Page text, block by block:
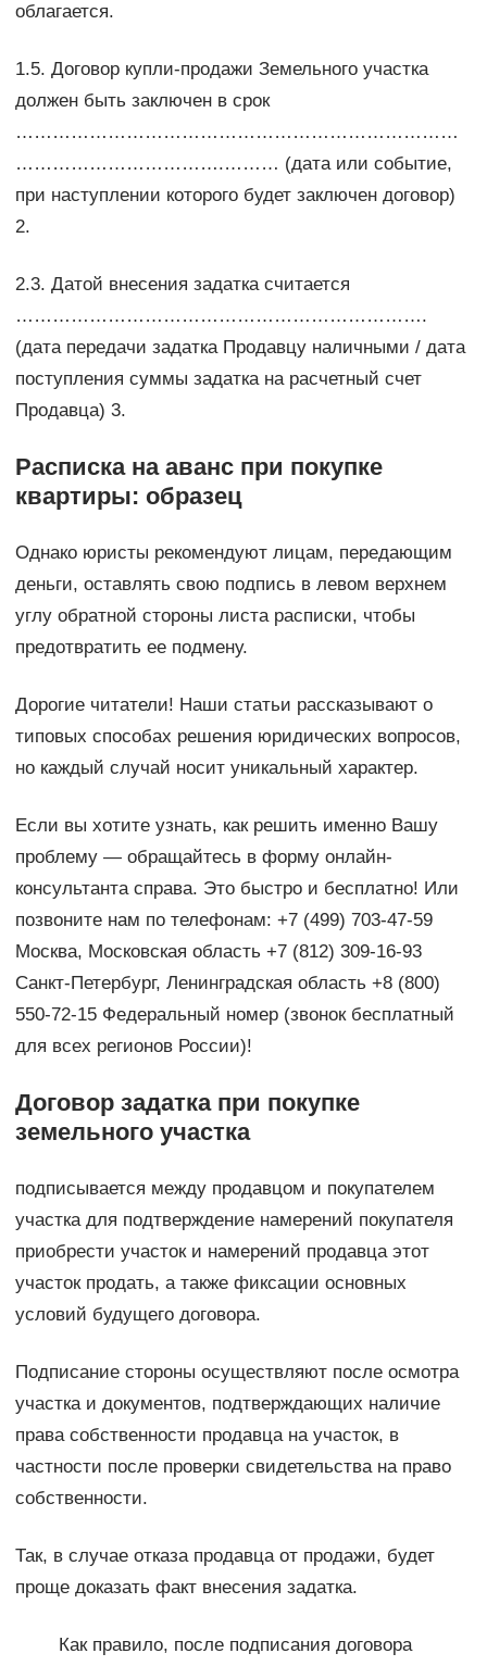
облагается.
1.5. Договор купли-продажи Земельного участка
должен быть заключен в срок
………………………………………………………………
…………………………….……… (дата или событие,
при наступлении которого будет заключен договор)
2.
2.3. Датой внесения задатка считается
………………………………………………………….
(дата передачи задатка Продавцу наличными / дата
поступления суммы задатка на расчетный счет
Продавца) 3.
Расписка на аванс при покупке
квартиры: образец
Однако юристы рекомендуют лицам, передающим
деньги, оставлять свою подпись в левом верхнем
углу обратной стороны листа расписки, чтобы
предотвратить ее подмену.
Дорогие читатели! Наши статьи рассказывают о
типовых способах решения юридических вопросов,
но каждый случай носит уникальный характер.
Если вы хотите узнать, как решить именно Вашу
проблему — обращайтесь в форму онлайн-
консультанта справа. Это быстро и бесплатно! Или
позвоните нам по телефонам: +7 (499) 703-47-59
Москва, Московская область +7 (812) 309-16-93
Санкт-Петербург, Ленинградская область +8 (800)
550-72-15 Федеральный номер (звонок бесплатный
для всех регионов России)!
Договор задатка при покупке
земельного участка
подписывается между продавцом и покупателем
участка для подтверждение намерений покупателя
приобрести участок и намерений продавца этот
участок продать, а также фиксации основных
условий будущего договора.
Подписание стороны осуществляют после осмотра
участка и документов, подтверждающих наличие
права собственности продавца на участок, в
частности после проверки свидетельства на право
собственности.
Так, в случае отказа продавца от продажи, будет
проще доказать факт внесения задатка.
Как правило, после подписания договора